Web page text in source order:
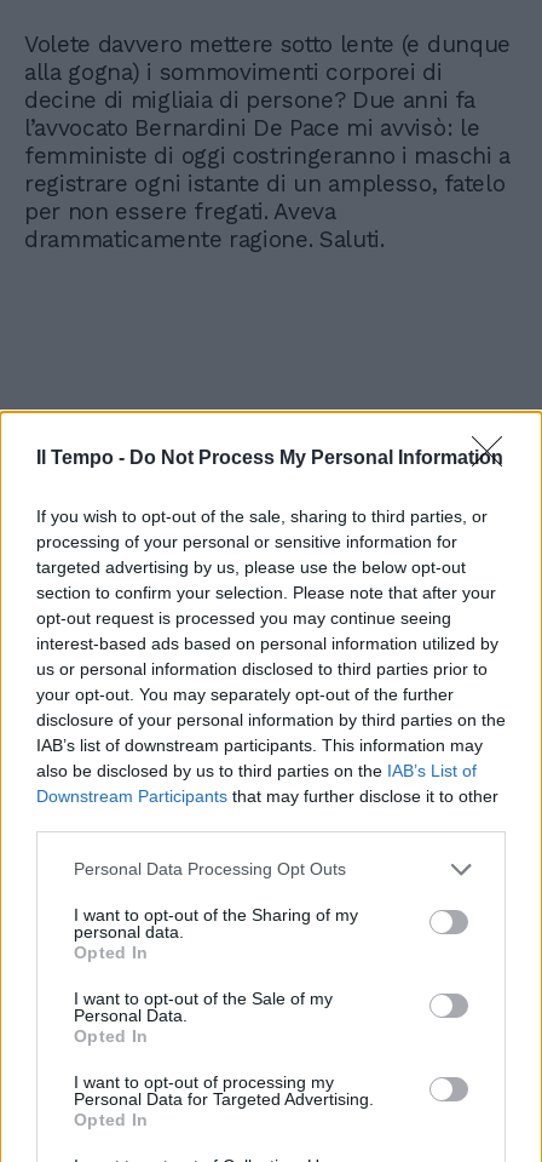
Il Tempo - Do Not Process My Personal Information
If you wish to opt-out of the sale, sharing to third parties, or
processing of your personal or sensitive information for
targeted advertising by us, please use the below opt-out
section to confirm your selection. Please note that after your
opt-out request is processed you may continue seeing
interest-based ads based on personal information utilized by
us or personal information disclosed to third parties prior to
your opt-out. You may separately opt-out of the further
disclosure of your personal information by third parties on the
IAB’s list of downstream participants. This information may
also be disclosed by us to third parties on the IAB’s List of
Downstream Participants that may further disclose it to other
Personal Data Processing Opt Outs
I want to opt-out of the Sharing of my
personal data.
Opted In
I want to opt-out of the Sale of my
Personal Data.
Opted In
I want to opt-out of processing my
Personal Data for Targeted Advertising.
Opted In
Volete davvero mettere sotto lente (e dunque
alla gogna) i sommovimenti corporei di
decine di migliaia di persone? Due anni fa
l’avvocato Bernardini De Pace mi avvisò: le
femministe di oggi costringeranno i maschi a
registrare ogni istante di un amplesso, fatelo
per non essere fregati. Aveva
drammaticamente ragione. Saluti.